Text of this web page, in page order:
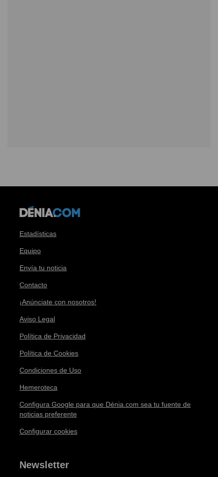
Estadísticas
Equipo
Envía tu noticia
Contacto
¡Anúnciate con nosotros!
Aviso Legal
Política de Privacidad
Política de Cookies
Condiciones de Uso
Hemeroteca
Configura Google para que Dénia.com sea tu fuente de
noticias preferente
Configurar cookies
Newsletter